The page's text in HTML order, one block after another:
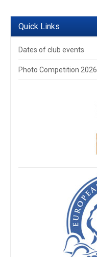
Quick Links
Dates of club events
Photo Competition 2026